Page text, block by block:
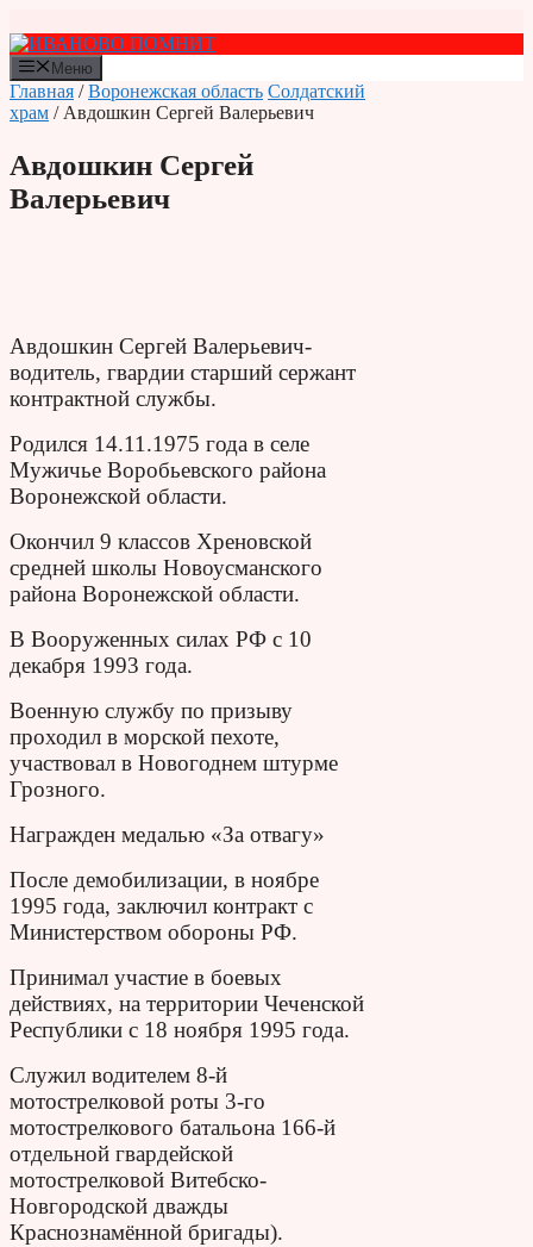
к
содержимому
Меню
Главная /Воронежская область Солдатский
храм / Авдошкин Сергей Валерьевич
Авдошкин Сергей
Валерьевич
Авдошкин Сергей Валерьевич-
водитель, гвардии старший сержант
контрактной службы.
Родился 14.11.1975 года в селе
Мужичье Воробьевского района
Воронежской области.
Окончил 9 классов Хреновской
средней школы Новоусманского
района Воронежской области.
В Вооруженных силах РФ с 10
декабря 1993 года.
Военную службу по призыву
проходил в морской пехоте,
участвовал в Новогоднем штурме
Грозного.
Награжден медалью «За отвагу»
После демобилизации, в ноябре
1995 года, заключил контракт с
Министерством обороны РФ.
Принимал участие в боевых
действиях, на территории Чеченской
Республики с 18 ноября 1995 года.
Служил водителем 8-й
мотострелковой роты 3-го
мотострелкового батальона 166-й
отдельной гвардейской
мотострелковой Витебско-
Новгородской дважды
Краснознамённой бригады).